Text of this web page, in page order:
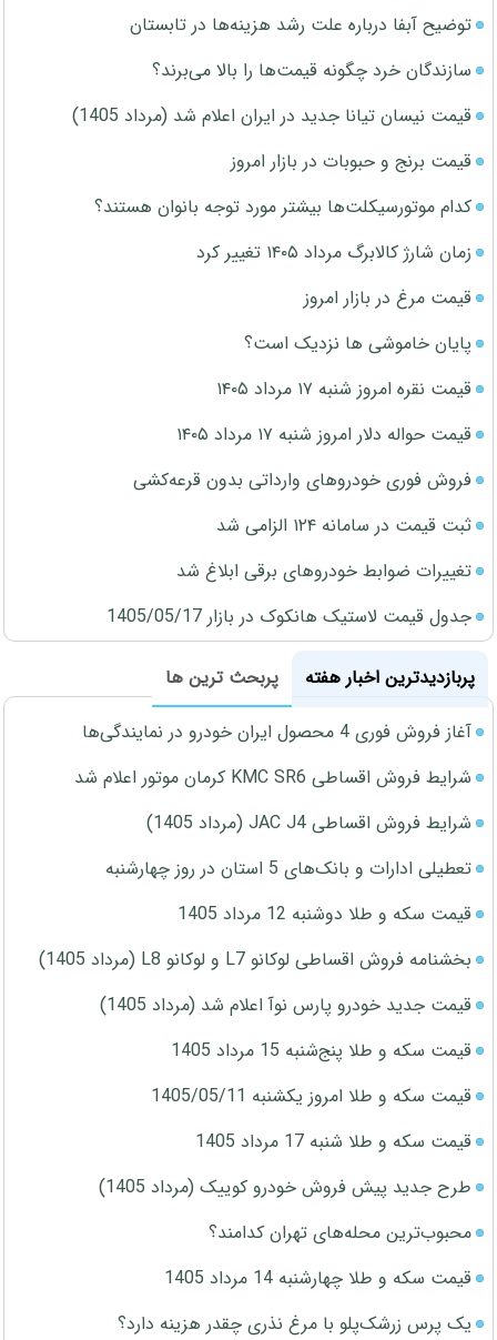
توضیح آبفا درباره علت رشد هزینه‌ها در تابستان
سازندگان خرد چگونه قیمت‌ها را بالا می‌برند؟
قیمت نیسان تیانا جدید در ایران اعلام شد (مرداد 1405)
قیمت برنج و حبوبات در بازار امروز
کدام موتورسیکلت‌ها بیشتر مورد توجه بانوان هستند؟
زمان شارژ کالابرگ مرداد ۱۴۰۵ تغییر کرد
قیمت مرغ در بازار امروز
پایان خاموشی ها نزدیک است؟
قیمت نقره امروز شنبه ۱۷ مرداد ۱۴۰۵
قیمت حواله دلار امروز شنبه ۱۷ مرداد ۱۴۰۵
فروش فوری خودروهای وارداتی بدون قرعه‌کشی
ثبت قیمت در سامانه ۱۲۴ الزامی شد
تغییرات ضوابط خودروهای برقی ابلاغ شد
جدول قیمت لاستیک هانکوک در بازار 1405/05/17
پربازدیدترین اخبار هفته
پربحث ترین ها
آغاز فروش فوری 4 محصول ایران خودرو در نمایندگی‌ها
شرایط فروش اقساطی KMC SR6 کرمان موتور اعلام شد
شرایط فروش اقساطی JAC J4 (مرداد 1405)
تعطیلی ادارات و بانک‌های 5 استان در روز چهارشنبه
قیمت سکه و طلا دوشنبه 12 مرداد 1405
بخشنامه فروش اقساطی لوکانو L7 و لوکانو L8 (مرداد 1405)
قیمت جدید خودرو پارس نوآ اعلام شد (مرداد 1405)
قیمت سکه و طلا پنج‌شنبه 15 مرداد 1405
قیمت سکه و طلا امروز یکشنبه 1405/05/11
قیمت سکه و طلا شنبه 17 مرداد 1405
طرح جدید پیش فروش خودرو کوییک (مرداد 1405)
محبوب‌ترین محله‌های تهران کدامند؟
قیمت سکه و طلا چهارشنبه 14 مرداد 1405
یک پرس زرشک‌پلو با مرغ نذری چقدر هزینه دارد؟